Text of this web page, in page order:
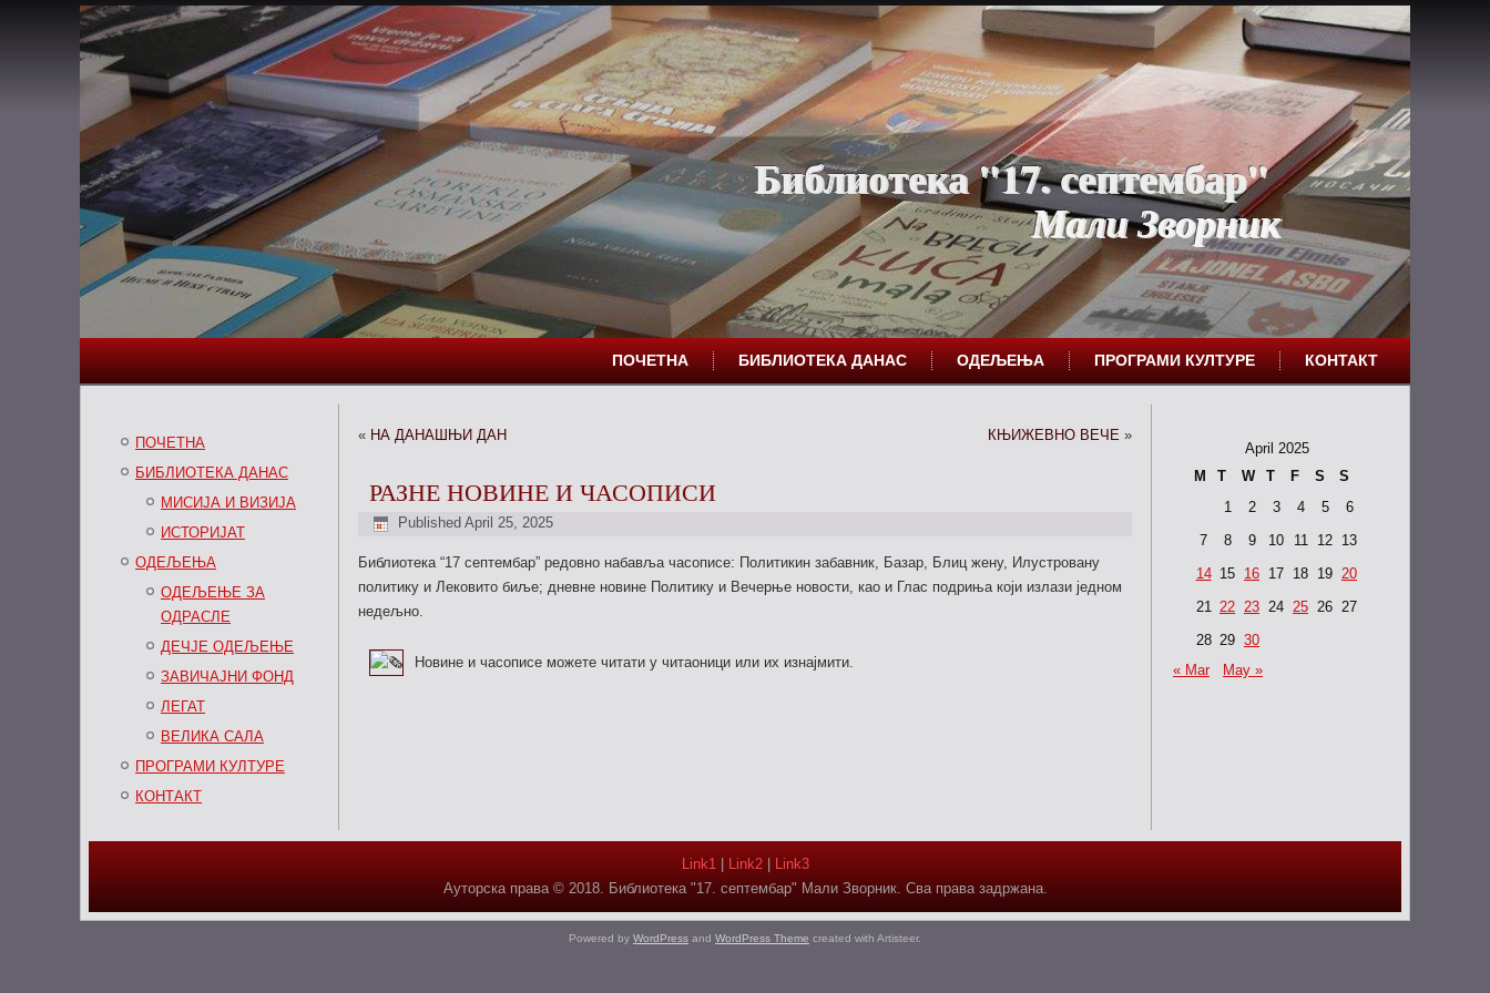
Библиотека "17. септембар"
Мали Зворник
ПОЧЕТНА БИБЛИОТЕКА ДАНАС ОДЕЉЕЊА ПРОГРАМИ КУЛТУРЕ КОНТАКТ
ПОЧЕТНА
БИБЛИОТЕКА ДАНАС
МИСИЈА И ВИЗИЈА
ИСТОРИЈАТ
ОДЕЉЕЊА
ОДЕЉЕЊЕ ЗА
ОДРАСЛЕ
ДЕЧЈЕ ОДЕЉЕЊЕ
ЗАВИЧАЈНИ ФОНД
ЛЕГАТ
ВЕЛИКА САЛА
ПРОГРАМИ КУЛТУРЕ
КОНТАКТ
« НА ДАНАШЊИ ДАН КЊИЖЕВНО ВЕЧЕ »
РАЗНЕ НОВИНЕ И ЧАСОПИСИ
Published April 25, 2025
Библиотека “17 септембар” редовно набавља часописе: Политикин забавник, Базар, Блиц жену, Илустровану
политику и Лековито биље; дневне новине Политику и Вечерње новости, као и Глас подриња који излази једном
недељно.
Новине и часописе можете читати у читаоници или их изнајмити.
April 2025
M
T W T F S
S
1
2 3 4 5
6
7
8 9 10 11 12 13
14 15 16 17 18 19 20
21 22 23 24 25 26 27
28 29 30
« Mar
May »
Link1| Link2|
Link3
Ауторска права © 2018. Библиотека "17. септембар" Мали Зворник. Сва права задржана.
Powered by WordPress and WordPress Theme created with Artisteer.